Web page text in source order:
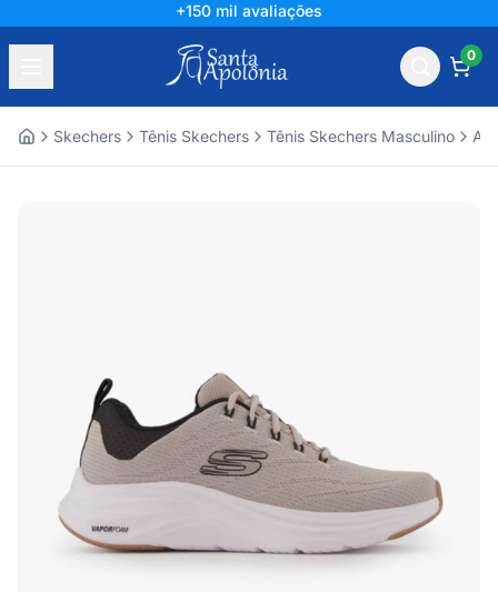
+150 mil avaliações
0
Skechers Tênis Skechers Tênis Skechers Masculino